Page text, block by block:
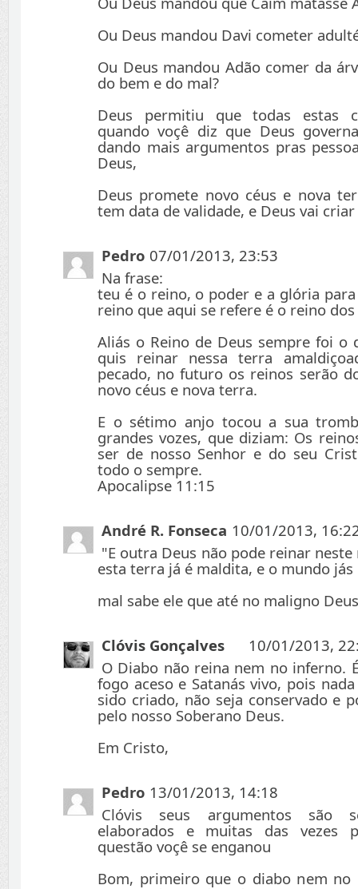
Ou Deus mandou Davi cometer
Ou Deus mandou Adão comer da
do bem e do mal?
Deus permitiu que todas estas
quando voçê diz que Deus
dando mais argumentos pras
Deus,
Deus promete novo céus e nova
tem data de validade, e Deus vai
Pedro 07/01/2013, 23:53
Na frase:
teu é o reino, o poder e a glória
reino que aqui se refere é o reino
Aliás o Reino de Deus sempre foi o
quis reinar nessa terra
pecado, no futuro os reinos serão
novo céus e nova terra.
E o sétimo anjo tocou a sua
grandes vozes, que diziam: Os
ser de nosso Senhor e do seu
todo o sempre.
Apocalipse 11:15
André R. Fonseca 10/01/2013,
"E outra Deus não pode reinar
esta terra já é maldita, e o mundo
mal sabe ele que até no maligno
Clóvis Gonçalves
10/01/2013,
O Diabo não reina nem no inferno.
fogo aceso e Satanás vivo, pois
sido criado, não seja conservado e
pelo nosso Soberano Deus.
Em Cristo,
Pedro 13/01/2013, 14:18
Clóvis seus argumentos são
elaborados e muitas das vezes
questão voçê se enganou
Bom, primeiro que o diabo nem no